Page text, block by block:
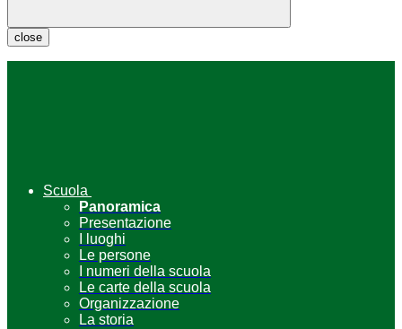
close
Scuola
Panoramica
Presentazione
I luoghi
Le persone
I numeri della scuola
Le carte della scuola
Organizzazione
La storia